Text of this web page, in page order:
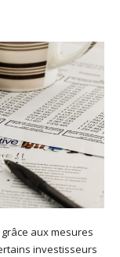
aux mesures
investisseurs